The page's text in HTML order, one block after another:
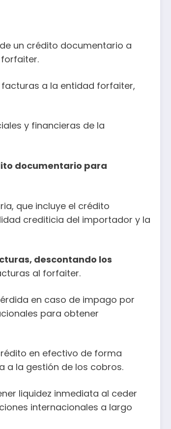
un crédito documentario a
a la entidad forfaiter,
y financieras de la
documentario para
que incluye el crédito
crediticia del importador y la
descontando los
al forfaiter.
en caso de impago por
para obtener
en efectivo de forma
a la gestión de los cobros.
liquidez inmediata al ceder
internacionales a largo